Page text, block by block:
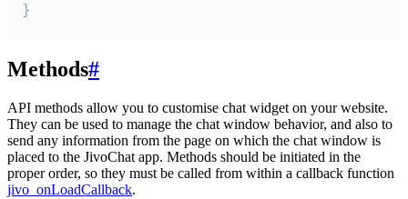
}
Methods#
API methods allow you to customise chat widget on your website.
They can be used to manage the chat window behavior, and also to
send any information from the page on which the chat window is
placed to the JivoChat app. Methods should be initiated in the
proper order, so they must be called from within a callback function
jivo_onLoadCallback.